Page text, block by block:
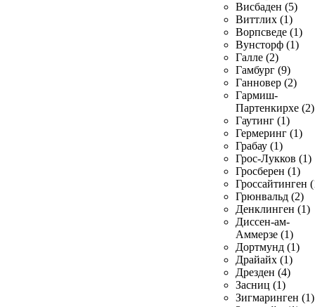
Висбаден (5)
Виттлих (1)
Ворпсведе (1)
Вунсторф (1)
Галле (2)
Гамбург (9)
Ганновер (2)
Гармиш-
Партенкирхе (2)
Гаутинг (1)
Гермеринг (1)
Грабау (1)
Грос-Лукков (1)
Гросберен (1)
Гроссайтинген
Грюнвальд (2)
Денклинген (1)
Диссен-ам-
Аммерзе (1)
Дортмунд (1)
Драйайх (1)
Дрезден (4)
Засниц (1)
Зигмаринген (1)